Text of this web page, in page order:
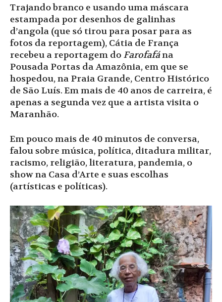
Trajando branco e usando uma máscara
estampada por desenhos de galinhas
d’angola (que só tirou para posar para as
fotos da reportagem), Cátia de França
recebeu a reportagem do Farofafána
Pousada Portas da Amazônia, em que se
hospedou, na Praia Grande, Centro Histórico
de São Luís. Em mais de 40 anos de carreira, é
apenas a segunda vez que a artista visita o
Maranhão.
Em pouco mais de 40 minutos de conversa,
falou sobre música, política, ditadura militar,
racismo, religião, literatura, pandemia, o
show na Casa d’Arte e suas escolhas
(artísticas e políticas).